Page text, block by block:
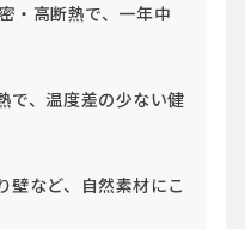
・高断熱で、一年中
で、温度差の少ない健
壁など、自然素材にこ